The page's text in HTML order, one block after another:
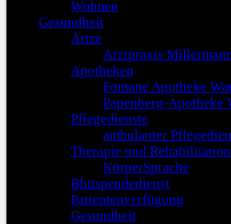
Wohnen
Gesundheit
Ärtze
Arztpraxis
Apotheken
Fontane Apotheke
Papenberg-Apotheke
Pflegedienste
ambulanter
Therapie und Rehabilitation
KörperSprache
Blutspendedienst
Patientenverfügung
Gesundheit